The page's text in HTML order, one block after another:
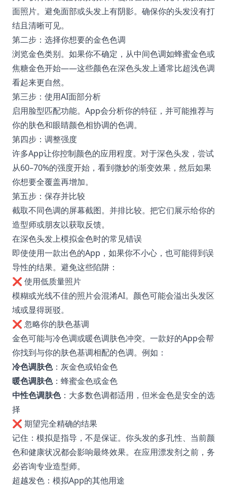
面照片。避免面部或头发上有阴影。确保你的头发没有打
结且清晰可见。
第二步：选择你想要的金色色调
浏览金色类别。如果你不确定，从中间色调如蜂蜜金色或
焦糖金色开始——这些颜色在深色头发上通常比超浅色调
看起来更自然。
第三步：使用AI面部分析
启用脸型匹配功能。App会分析你的特征，并可能推荐与
你的肤色和眼睛颜色相协调的色调。
第四步：调整强度
许多App让你控制颜色的应用程度。对于深色头发，尝试
从60–70%的强度开始，看到微妙的渐变效果，然后如果
你想要全覆盖再增加。
第五步：保存并比较
截取不同色调的屏幕截图。并排比较。把它们展示给你的
造型师或朋友以获取反馈。
在深色头发上模拟金色时的常见错误
即使使用一款出色的App，如果你不小心，也可能得到误
导性的结果。避免这些陷阱：
❌ 使用低质量照片
模糊或光线不佳的照片会混淆AI。颜色可能会溢出头发区
域或显得斑驳。
❌ 忽略你的肤色基调
金色可能与冷色调或暖色调肤色冲突。一款好的App会帮
你找到与你的肤色基调相配的色调。例如：
冷色调肤色：灰金色或铂金色
暖色调肤色：蜂蜜金色或金色
中性色调肤色：大多数色调都适用，但米金色是安全的选
择
❌ 期望完全精确的结果
记住：模拟是指导，不是保证。你头发的多孔性、当前颜
色和健康状况都会影响最终效果。在应用漂发剂之前，务
必咨询专业造型师。
超越发色：模拟App的其他用途